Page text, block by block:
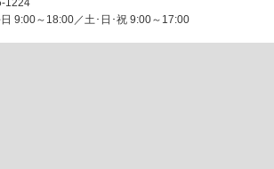
1224
日 9:00～18:00／土･日･祝 9:00～17:00